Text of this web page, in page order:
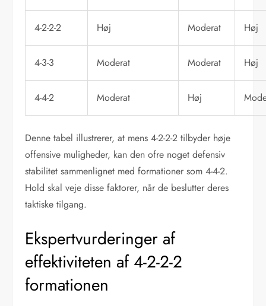
4-2-2-2 Høj Moderat Høj
4-3-3 Moderat Moderat Høj
4-4-2 Moderat Høj
Denne tabel illustrerer, at mens 4-2-2-2 tilbyder høje
offensive muligheder, kan den ofre noget defensiv
stabilitet sammenlignet med formationer som 4-4-2.
Hold skal veje disse faktorer, når de beslutter deres
taktiske tilgang.
Ekspertvurderinger af
effektiviteten af 4-2-2-2
formationen